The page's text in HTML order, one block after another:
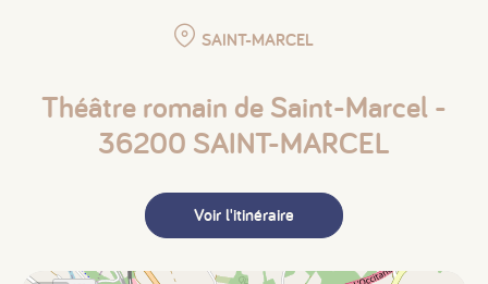
SAINT-MARCEL
Théâtre romain de Saint-Marcel -
36200 SAINT-MARCEL
Voir l'itinéraire